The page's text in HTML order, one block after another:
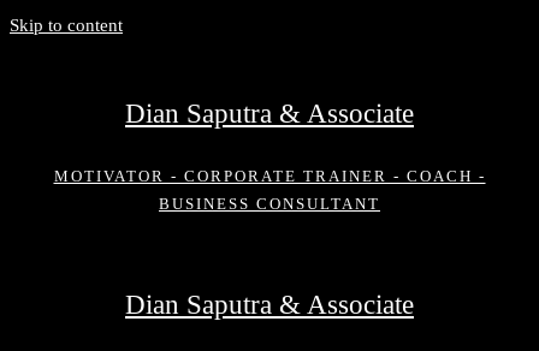
Skip to content
Dian Saputra & Associate
MOTIVATOR - CORPORATE TRAINER - COACH -
BUSINESS CONSULTANT
Dian Saputra & Associate